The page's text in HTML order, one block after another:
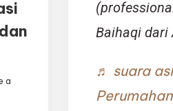
a
Baihaqi dari
♬ suara